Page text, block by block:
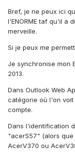
Bref, je ne peux ici
l'ENORME taf qu'il a
merveille.
Si je peux me
Je synchronise mon
2013.
Dans Outlook Web
catégorie où l'on
compte.
Dans l'identification
"acerS57" (alors que
AcerV370 ou